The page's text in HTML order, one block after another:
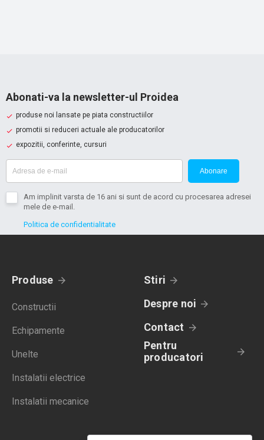
Abonati-va la newsletter-ul Proidea
produse noi lansate pe piata constructiilor
promotii si reduceri actuale ale producatorilor
expozitii, conferinte, cursuri
Abonare
Am implinit varsta de 16 ani si sunt de acord cu procesarea adresei
mele de e-mail.
Politica de confidentialitate
Produse
Constructii
Echipamente
Unelte
Instalatii electrice
Instalatii mecanice
Stiri
Despre noi
Contact
Pentru
producatori